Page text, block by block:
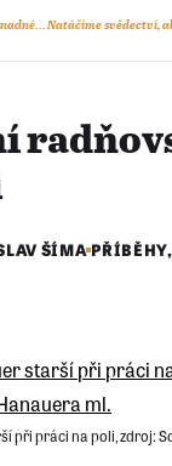
Natáčíme svědectví,
ŠÍMA PŘÍBĚHY,
při práci na poli, zdroj: